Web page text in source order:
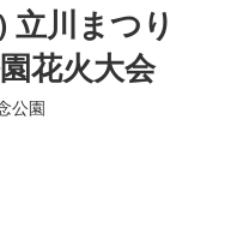
立川まつり
花火大会
公園